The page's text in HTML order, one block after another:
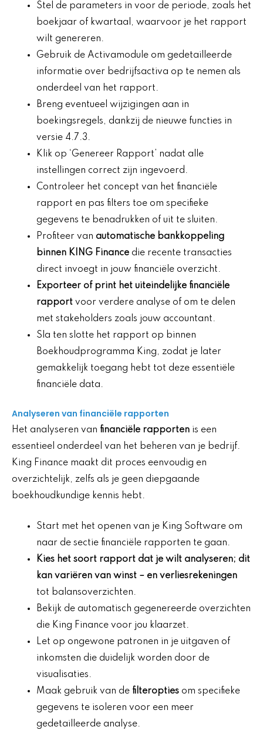
Stel de parameters in voor de periode, zoals het
boekjaar of kwartaal, waarvoor je het rapport
wilt genereren.
Gebruik de Activamodule om gedetailleerde
informatie over bedrijfsactiva op te nemen als
onderdeel van het rapport.
Breng eventueel wijzigingen aan in
boekingsregels, dankzij de nieuwe functies in
versie 4.7.3.
Klik op ‘Genereer Rapport’ nadat alle
instellingen correct zijn ingevoerd.
Controleer het concept van het financiële
rapport en pas filters toe om specifieke
gegevens te benadrukken of uit te sluiten.
Profiteer van automatische bankkoppeling
binnen KING Finance die recente transacties
direct invoegt in jouw financiële overzicht.
Exporteer of print het uiteindelijke financiële
rapport voor verdere analyse of om te delen
met stakeholders zoals jouw accountant.
Sla ten slotte het rapport op binnen
Boekhoudprogramma King, zodat je later
gemakkelijk toegang hebt tot deze essentiële
financiële data.
Analyseren van financiële rapporten
Het analyseren van financiële rapporten is een
essentieel onderdeel van het beheren van je bedrijf.
King Finance maakt dit proces eenvoudig en
overzichtelijk, zelfs als je geen diepgaande
boekhoudkundige kennis hebt.
Start met het openen van je King Software om
naar de sectie financiële rapporten te gaan.
Kies het soort rapport dat je wilt analyseren; dit
kan variëren van winst – en verliesrekeningen
tot balansoverzichten.
Bekijk de automatisch gegenereerde overzichten
die King Finance voor jou klaarzet.
Let op ongewone patronen in je uitgaven of
inkomsten die duidelijk worden door de
visualisaties.
Maak gebruik van de filteropties om specifieke
gegevens te isoleren voor een meer
gedetailleerde analyse.